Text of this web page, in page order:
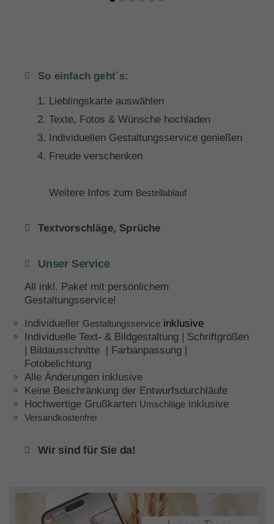
So einfach geht´s:
Lieblingskarte auswählen
Texte, Fotos & Wünsche hochladen
Individuellen Gestaltungsservice genießen
Freude verschenken
Weitere Infos zum Bestellablauf
Textvorschläge, Sprüche
Unser Service
All inkl. Paket mit persönlichem
Gestaltungsservice!
Individueller Gestaltungsservice inklusive
Individuelle Text- & Bildgestaltung | Schriftgrößen
| Bildausschnitte | Farbanpassung |
Fotobelichtung
Alle Änderungen inklusive
Keine Beschränkung der Entwurfsdurchläufe
Hochwertige Grußkarten Umschläge inklusive
Versandkostenfrei
Wir sind für Sie da!